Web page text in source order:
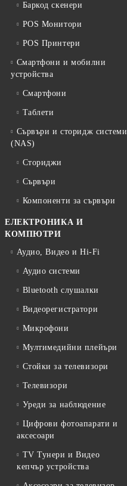
Баркод скенери
POS Монитори
POS Принтери
Смартфони и мобилни
устройства
Смартфони
Таблети
Сървъри и сторидж системи
(NAS)
Сториджи
Сървъри
Компоненти за сървъри
ЕЛЕКТРОНИКА И
КОМПЮТРИ
Аудио, Видео и Hi-Fi
Аудио системи
Bluetooth слушалки
Видеорегистратори
Микрофони
Мултимедийни плейъри
Стойки за телевизори
Телевизори
Уреди за наблюдение
Цифрови фотоапарати и
аксесоари
TV Тунери и Видео
кепчър устройства